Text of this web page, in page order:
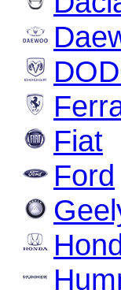
Fiat
Ford